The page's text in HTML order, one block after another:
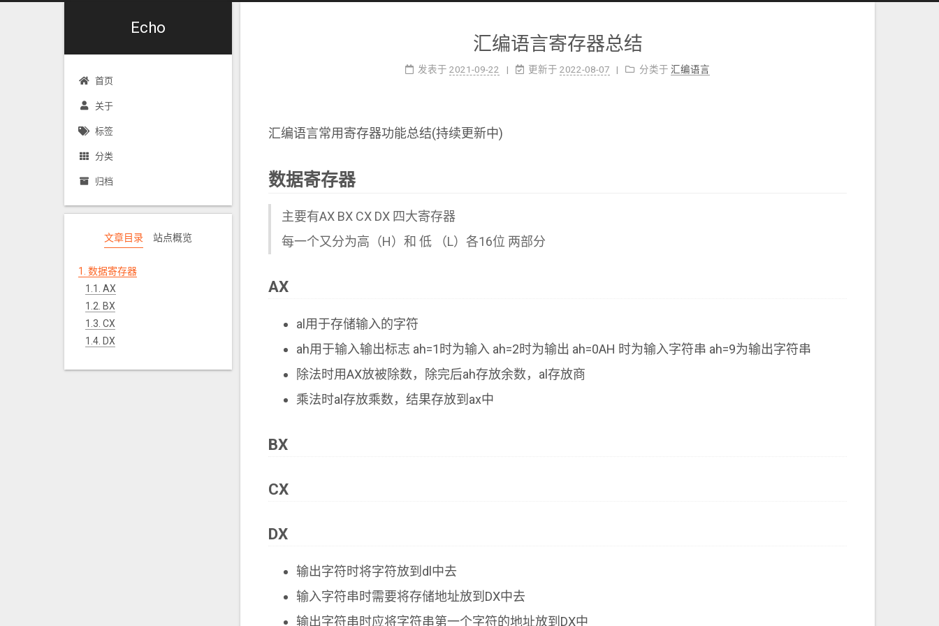
Echo
首页
关于
标签
分类
归档
汇编语言寄存器总结
发表于 2021-09-22 更新于 2022-08-07 分类于 汇编语言
汇编语言常用寄存器功能总结(持续更新中)
数据寄存器
主要有AX BX CX DX 四大寄存器
每一个又分为高（H）和 低 （L）各16位 两部分
AX
al用于存储输入的字符
ah用于输入输出标志 ah=1时为输入 ah=2时为输出 ah=0AH 时为输入字符串 ah=9为输出字符串
除法时用AX放被除数，除完后ah存放余数，al存放商
乘法时al存放乘数，结果存放到ax中
BX
CX
DX
输出字符时将字符放到dl中去
输入字符串时需要将存储地址放到DX中去
输出字符串时应将字符串第一个字符的地址放到DX中
文章目录 站点概览
1. 数据寄存器
1.1. AX
1.2. BX
1.3. CX
1.4. DX